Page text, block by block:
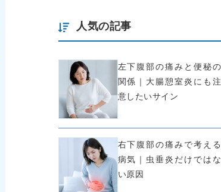
人気の記事
左下腹部の痛みと便秘の
関係｜大腸憩室炎にも注
意したいサイン
右下腹部の痛みで考える
病気｜虫垂炎だけではな
い原因